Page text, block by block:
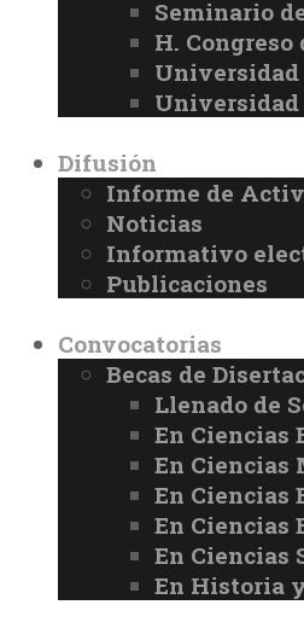
Seminario
H. Congreso
Universidad
Universidad
Difusión
Informe de
Noticias
Informativo
Publicaciones
Convocatorias
Becas de
Llenado de
En Ciencias
En Ciencias
En Ciencias
En Ciencias
En Ciencias
En Historia